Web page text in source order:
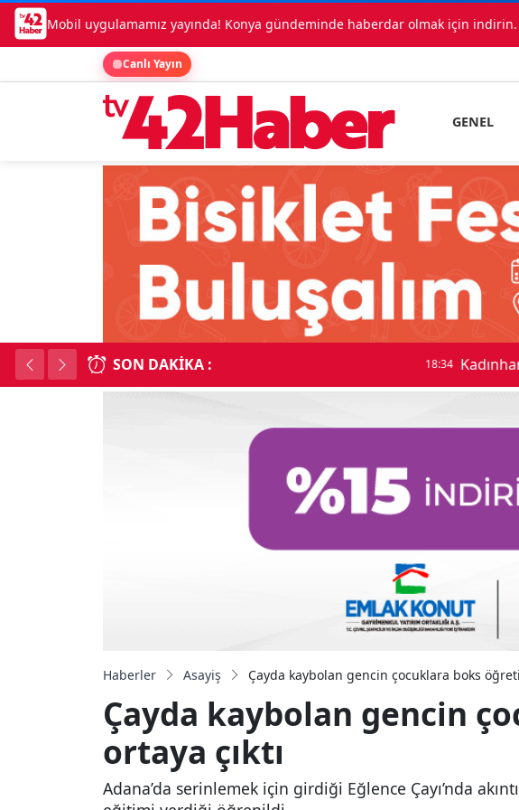
Mobil uygulamamız yayında! Konya gündeminde haberdar olmak için indirin.
Canlı Yayın
GENEL
SON DAKIKA : Kadınhanı'nda çok sayıda araç
Haberler Asayiş Çayda kaybolan gencin çocuklara boks
Çayda kaybolan gencin
ortaya çıktı
Adana’da serinlemek için girdiği Eğlence Çayı’nda